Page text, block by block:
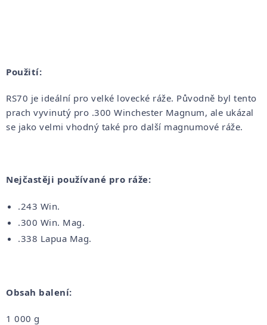
Použití:
RS70 je ideální pro velké lovecké ráže. Původně byl tento
prach vyvinutý pro .300 Winchester Magnum, ale ukázal
se jako velmi vhodný také pro další magnumové ráže.
Nejčastěji používané pro ráže:
.243 Win.
.300 Win. Mag.
.338 Lapua Mag.
Obsah balení:
1 000 g